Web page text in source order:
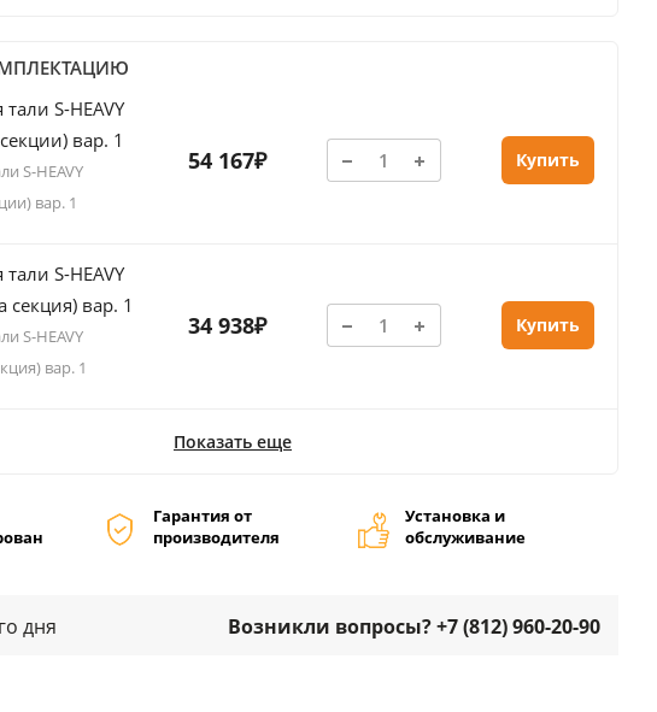
S-HEAVY
вар. 1
S-HEAVY
вар. 1
54 167₽ Купить
S-HEAVY
вар. 1
S-HEAVY
вар. 1
34 938₽ Купить
Показать еще
Гарантия от
производителя
Установка и
обслуживание
дня Возникли вопросы? +7 (812) 960-20-90